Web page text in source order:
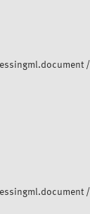
/
/